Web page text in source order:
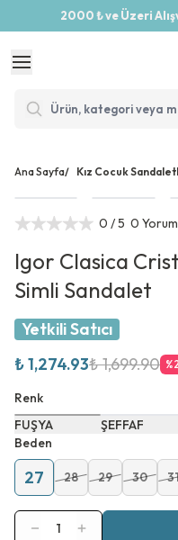
2000 ₺ ve Üzeri
Ana Sayfa/ Kız Cocuk
0 / 5 0 Yorum
Igor Clasica
Simli Sandalet
Yetkili Satıcı
₺ 1,274.93₺ 1,699.90 %
Renk
FUŞYA
ŞEFFAF
Beden
27 28 29 30
1